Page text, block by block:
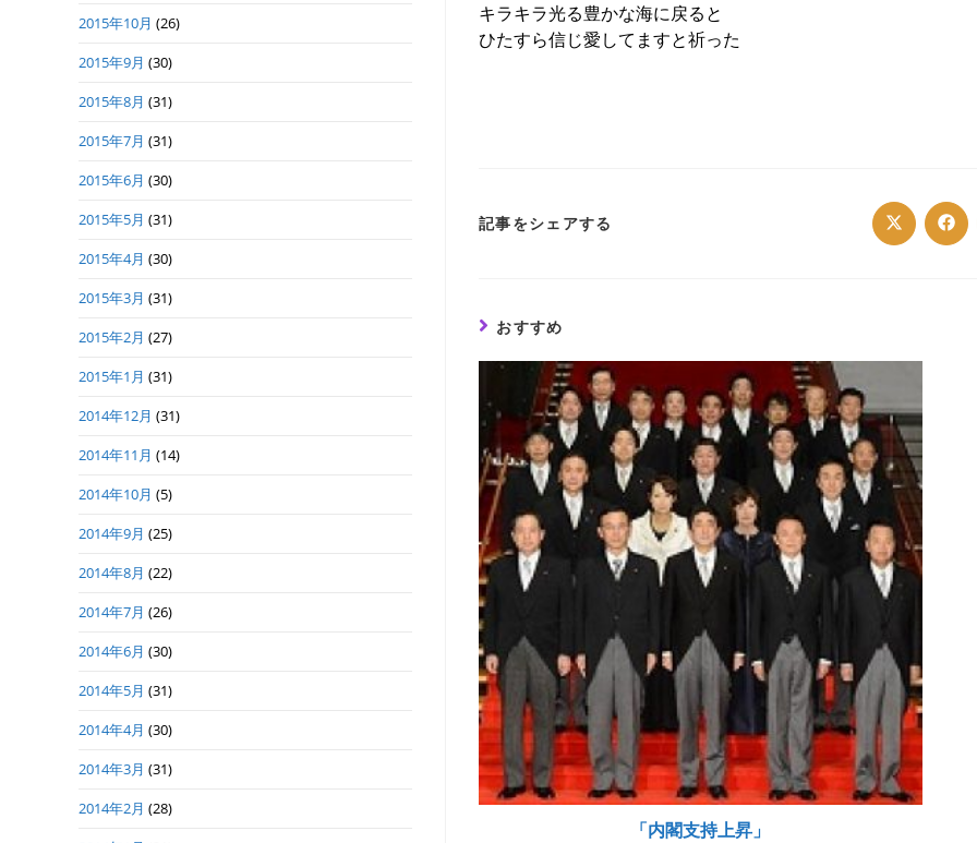
キラキラ光る豊かな海に戻ると
ひたすら信じ愛してますと祈った
記事をシェアする Opens
in in
おすすめ
「内閣支持上昇」
2015年10月 (26)
2015年9月 (30)
2015年8月 (31)
2015年7月 (31)
2015年6月 (30)
2015年5月 (31)
2015年4月 (30)
2015年3月 (31)
2015年2月 (27)
2015年1月 (31)
2014年12月 (31)
2014年11月 (14)
2014年10月 (5)
2014年9月 (25)
2014年8月 (22)
2014年7月 (26)
2014年6月 (30)
2014年5月 (31)
2014年4月 (30)
2014年3月 (31)
2014年2月 (28)